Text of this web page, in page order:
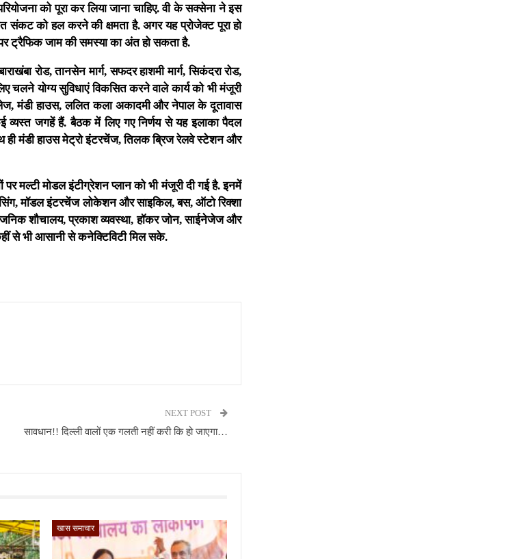
को पूरा कर लिया जाना चाहिए. वी के सक्सेना ने इस
संकट को हल करने की क्षमता है. अगर यह प्रोजेक्ट पूरा हो
ट्रैफिक जाम की समस्या का अंत हो सकता है.
रोड, तानसेन मार्ग, सफदर हाशमी मार्ग, सिकंदरा रोड,
चलने योग्य सुविधाएं विकसित करने वाले कार्य को भी मंजूरी
मंडी हाउस, ललित कला अकादमी और नेपाल के दूतावास
व्यस्त जगहें हैं. बैठक में लिए गए निर्णय से यह इलाका पैदल
ही मंडी हाउस मेट्रो इंटरचेंज, तिलक ब्रिज रेलवे स्टेशन और
मल्टी मोडल इंटीग्रेशन प्लान को भी मंजूरी दी गई है. इनमें
मॉडल इंटरचेंज लोकेशन और साइकिल, बस, ऑटो रिक्शा
शौचालय, प्रकाश व्यवस्था, हॉकर जोन, साईनेजेज और
से भी आसानी से कनेक्टिविटी मिल सके.
NEXT POST
सावधान!! दिल्ली वालों एक गलती नहीं करी कि हो जाएगा…
खास समाचार